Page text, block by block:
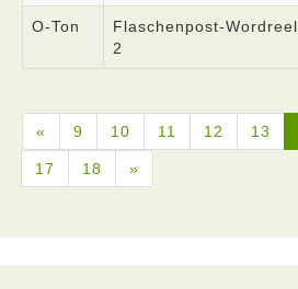
O-Ton
Flaschenpost-Wordreel
2
« 9 10 11 12 13
17 18 »